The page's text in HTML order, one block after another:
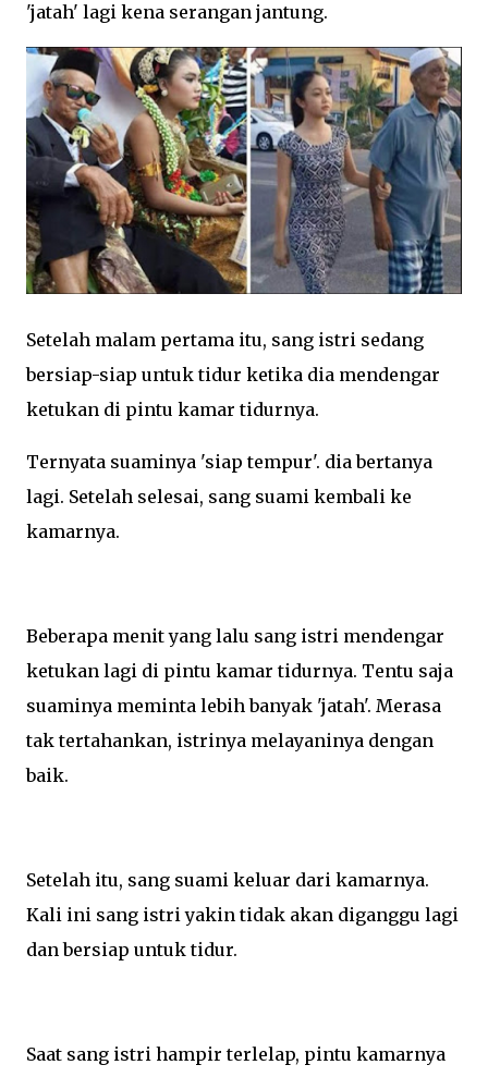
'jatah' lagi kena serangan jantung.
Setelah malam pertama itu, sang istri sedang
bersiap-siap untuk tidur ketika dia mendengar
ketukan di pintu kamar tidurnya.
Ternyata suaminya 'siap tempur'. dia bertanya
lagi. Setelah selesai, sang suami kembali ke
kamarnya.
Beberapa menit yang lalu sang istri mendengar
ketukan lagi di pintu kamar tidurnya. Tentu saja
suaminya meminta lebih banyak 'jatah'. Merasa
tak tertahankan, istrinya melayaninya dengan
baik.
Setelah itu, sang suami keluar dari kamarnya.
Kali ini sang istri yakin tidak akan diganggu lagi
dan bersiap untuk tidur.
Saat sang istri hampir terlelap, pintu kamarnya